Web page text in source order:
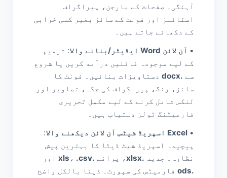
آہنگی۔ صفحات کے مارجن، پیراگراف
اسٹائلز اور فونٹ کے سائز بغیر کسی خرابی
کے دکھائے جاتے ہیں۔
• آن لائن Word ایڈیٹر/بنانے والا
: ترمیم
کے لیے موجودہ فائلیں درآمد کریں یا شروع
سے .docx
دستاویزات بنائیں۔ فونٹ کا
سائز، رنگ، پیراگراف کی جگہ، تصاویر اور
لنکس شامل کرنے کے لیے مکمل تحریری
فارمیٹنگ ٹولز دستیاب ہیں۔
• Excel اسپریڈ شیٹس آن لائن دیکھنے والا
:
پیچیدہ اسپریڈ شیٹ ڈیٹا کا بہترین پیش
نظارہ۔ جدید .xlsx ، پرانے .xls ، .csv
اور
.ods
فارمیٹس کی سپورٹ۔ ڈیٹا بالکل واضح